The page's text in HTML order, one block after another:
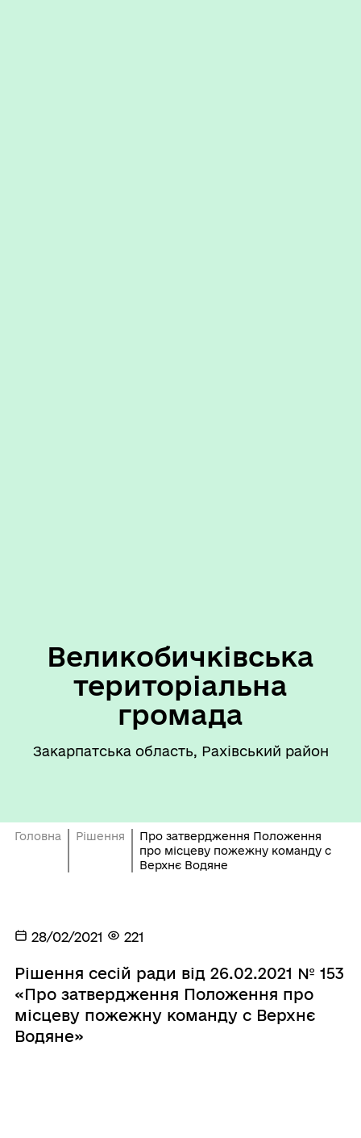
Великобичківська
територіальна
громада
Закарпатська область, Рахівський район
Головна Рішення
Про затвердження Положення
про місцеву пожежну команду с
Верхнє Водяне
28/02/2021 221
Рішення сесій ради від 26.02.2021 № 153
«Про затвердження Положення про
місцеву пожежну команду с Верхнє
Водяне»